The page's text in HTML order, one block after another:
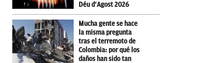
Déu d’Agost 2026
Mucha gente se hace
la misma pregunta
tras el terremoto de
Colombia: por qué los
daños han sido tan